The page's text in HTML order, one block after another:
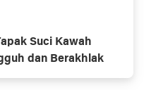
Suci Kawah
dan Berakhlak